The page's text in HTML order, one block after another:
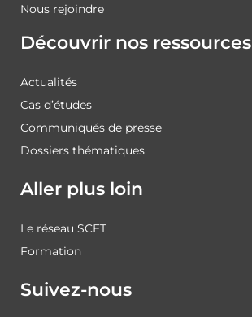
Nous rejoindre
Découvrir nos ressources
Actualités
Cas d’études
Communiqués de presse
Dossiers thématiques
Aller plus loin
Le réseau SCET
Formation
Suivez-nous